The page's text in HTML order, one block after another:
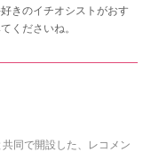
きのイチオシストがおす
くださいね。
同で開設した、レコメン